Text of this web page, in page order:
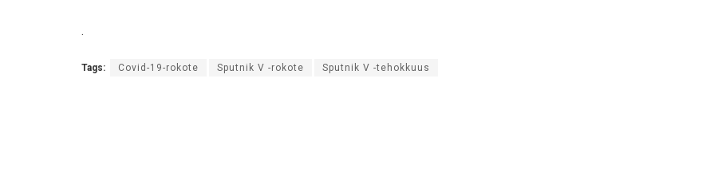
.
Tags: Covid-19-rokote Sputnik V -rokote Sputnik V -tehokkuus